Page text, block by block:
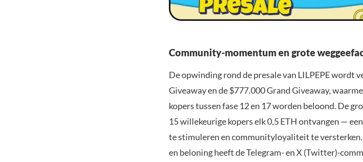
Community-momentum en grote
De opwinding rond de presale van LILPEPE wordt
Giveaway en de $777.000 Grand Giveaway,
kopers tussen fase 12 en 17 worden beloond. De
15 willekeurige kopers elk 0,5 ETH ontvangen —
te stimuleren en communityloyaliteit te
en beloning heeft de Telegram- en X (Twitter)-